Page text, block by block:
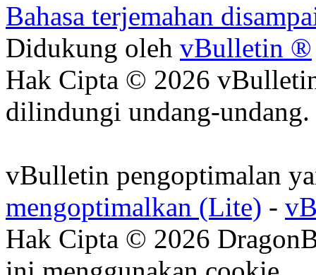
Bahasa terjemahan
Didukung oleh vBulletin ®
Hak Cipta © 2026
dilindungi undang-undang.
vBulletin pengoptimalan
mengoptimalkan (Lite) -
Hak Cipta © 2026